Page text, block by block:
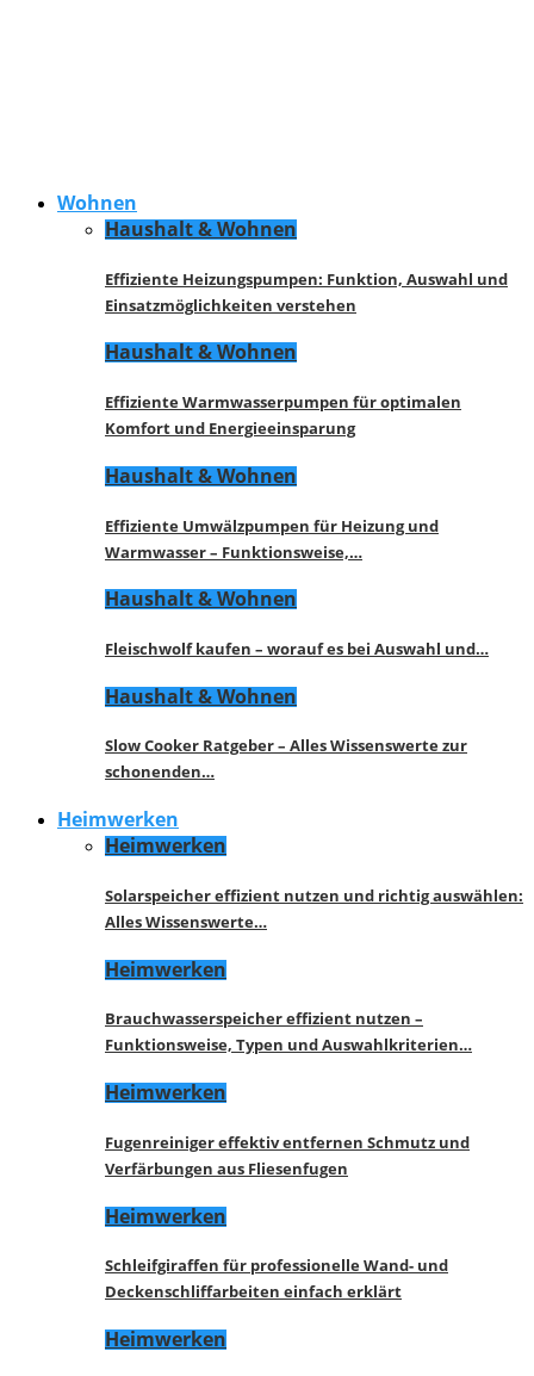
Wohnen
Haushalt & Wohnen
Effiziente Heizungspumpen: Funktion, Auswahl und
Einsatzmöglichkeiten verstehen
Haushalt & Wohnen
Effiziente Warmwasserpumpen für optimalen
Komfort und Energieeinsparung
Haushalt & Wohnen
Effiziente Umwälzpumpen für Heizung und
Warmwasser – Funktionsweise,…
Haushalt & Wohnen
Fleischwolf kaufen – worauf es bei Auswahl und…
Haushalt & Wohnen
Slow Cooker Ratgeber – Alles Wissenswerte zur
schonenden…
Heimwerken
Heimwerken
Solarspeicher effizient nutzen und richtig auswählen:
Alles Wissenswerte…
Heimwerken
Brauchwasserspeicher effizient nutzen –
Funktionsweise, Typen und Auswahlkriterien…
Heimwerken
Fugenreiniger effektiv entfernen Schmutz und
Verfärbungen aus Fliesenfugen
Heimwerken
Schleifgiraffen für professionelle Wand- und
Deckenschliffarbeiten einfach erklärt
Heimwerken